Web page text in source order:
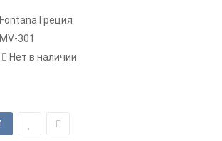
Fontana Греция
MV-301
Нет в наличии